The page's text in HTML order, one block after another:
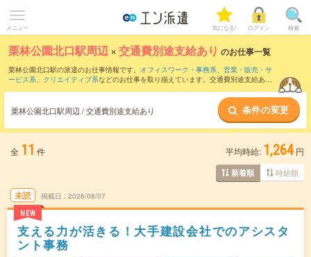
メニュー 気になる! ログイン 検索
栗林公園北口駅周辺 ×交通費別途支給あり のお仕事一覧
栗林公園北口駅の派遣のお仕事情報です。 オフィスワーク・事務系、 営業・販売・サ
ービス系、 クリエイティブ系などのお仕事を取り揃えています。交通費別途支給あり
栗林公園北口駅周辺 / 交通費別途支給あり 条件の変更
全 11 件 平均時給: 1,264 円
新着順 時給順
未読
NEW
掲載日 2026/08/07
支える力が活きる！大手建設会社でのアシスタ
ント事務